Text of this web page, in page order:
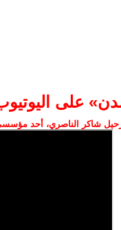
على
شاكر الناصري، أحد